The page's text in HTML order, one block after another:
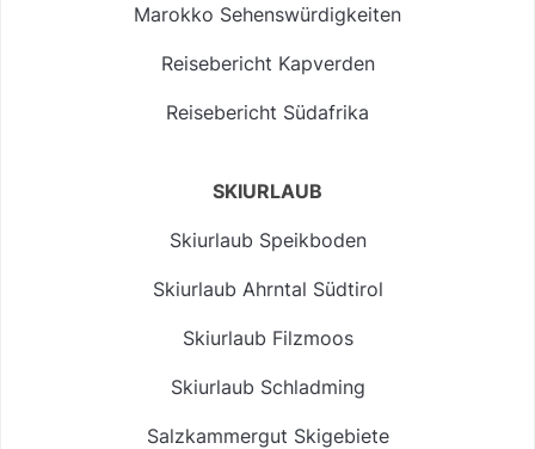
Marokko Sehenswürdigkeiten
Reisebericht Kapverden
Reisebericht Südafrika
SKIURLAUB
Skiurlaub Speikboden
Skiurlaub Ahrntal Südtirol
Skiurlaub Filzmoos
Skiurlaub Schladming
Salzkammergut Skigebiete